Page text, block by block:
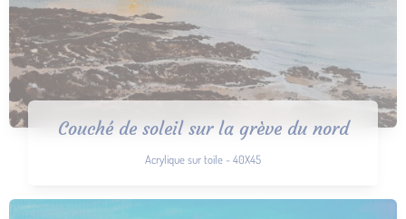
Couché de soleil sur la grève du nord
Acrylique sur toile - 40X45